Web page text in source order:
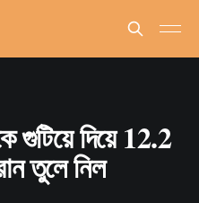
গুটিয়ে দিয়ে 12.2
তুলে নিল